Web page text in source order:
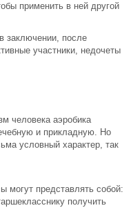
применить в ней другой
заключении, после
участники, недочеты
человека аэробика
и прикладную. Но
условный характер, так
могут представлять собой:
получить